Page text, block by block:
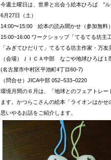
今週土曜日は、世界と出会う絵本ひろば ”
6月27日（土）
14:00〜15:00 絵本の読み聞かせ（参加無料）
15:00~16:00 ワークショップ「てるてる坊主
「みぎてひだりて」てるてる坊主作家・万友
（会場）ＪＩＣＡ中部 なごや地球ひろば
(名古屋市中村区平池町4丁目60-7)
（問合せ）JICA中部 052−533−0220
環境月間の６月は、「地球とのフェアトレ
ます。かつらこさんの絵本「ライオンはか
思いやるお話をご紹介します。